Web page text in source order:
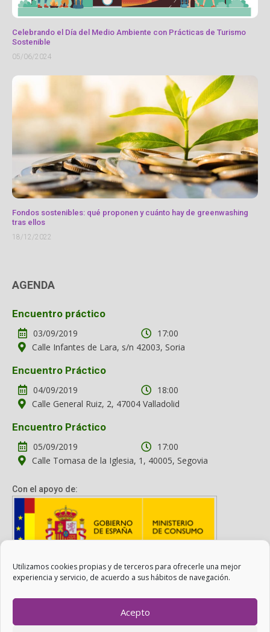
Utilizamos cookies propias y de terceros para ofrecerle una mejor
experiencia y servicio, de acuerdo a sus hábitos de navegación.
Acepto
Celebrando el Día del Medio Ambiente con Prácticas de Turismo
Sostenible
05/06/2024
Fondos sostenibles: qué proponen y cuánto hay de greenwashing
tras ellos
18/12/2022
AGENDA
Encuentro práctico
03/09/2019
17:00
Calle Infantes de Lara, s/n 42003, Soria
Encuentro Práctico
04/09/2019
18:00
Calle General Ruiz, 2, 47004 Valladolid
Encuentro Práctico
05/09/2019
17:00
Calle Tomasa de la Iglesia, 1, 40005, Segovia
Con el apoyo de:
Con el apoyo del Ministerio de Consumo. Su contenido es
responsabilidad exclusiva de la asociación.